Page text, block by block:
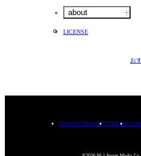
about
LICENSE
お
PRIVACYPOLICYTERMS